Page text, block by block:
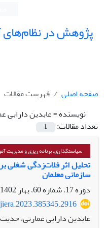
پژوهش در
صفحه اصلی
فهرست مقالات
نویسنده =عابدین دارابی
تعداد مقالات:
1
سیاستگذاری، برنامه ریزی و مدیریت
تحلیل اثر فلات‌زدگی شغلی
سازمانی معلمان
دوره 17، شماره 60، بهار 1402، صفحه
عابدین دارابی عمارتی،